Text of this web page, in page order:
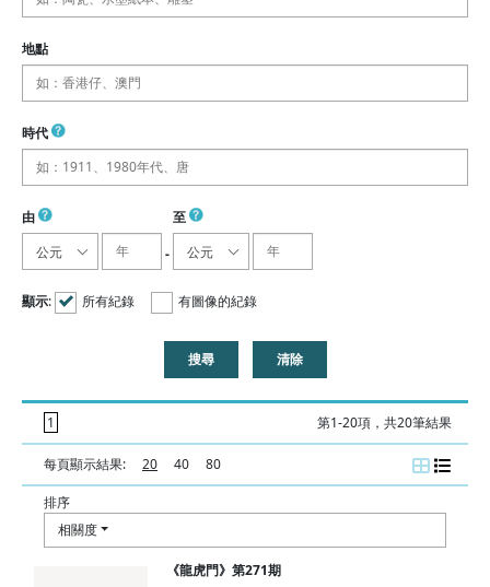
時代
地點
由
公元
-
至
公元
顯示: 所有紀錄 有圖像的紀錄
1 第1-20項，共20筆結果
每頁顯示結果: 20 40 80
排序
相關度
《龍虎門》第271期